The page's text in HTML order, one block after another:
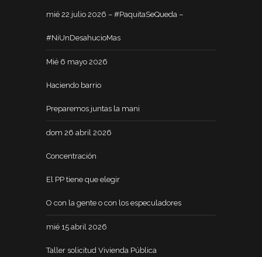
mié 22 julio 2026 – #PaquitaSeQueda –
#NiUnDesahucioMas
Mié 6 mayo 2026
Haciendo barrio
Preparemos juntas la mani
dom 26 abril 2026
Concentración
El PP tiene que elegir
O con la gente o con los especuladores
mié 15 abril 2026
Taller solicitud Vivienda Pública